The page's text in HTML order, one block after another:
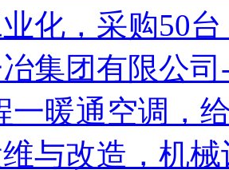
化，采购50台
集团有限公
一暖通空调，
与改造，机